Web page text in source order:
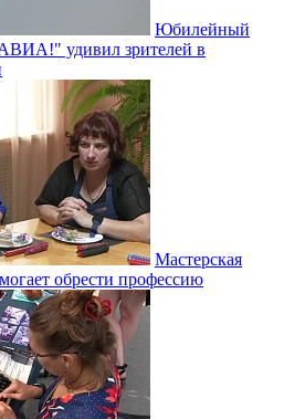
Юбилейный
удивил зрителей в
Мастерская
обрести профессию